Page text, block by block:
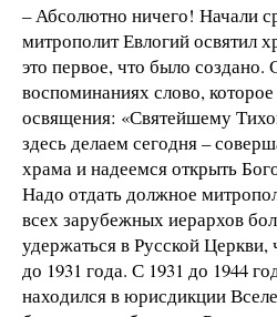
– Абсолютно ничего! Начали
митрополит Евлогий освятил
это первое, что было создано.
воспоминаниях слово,
освящения: «Святейшему
здесь делаем сегодня –
храма и надеемся открыть
Надо отдать должное
всех зарубежных иерархов
удержаться в Русской Церкви,
до 1931 года. С 1931 до 1944
находился в юрисдикции